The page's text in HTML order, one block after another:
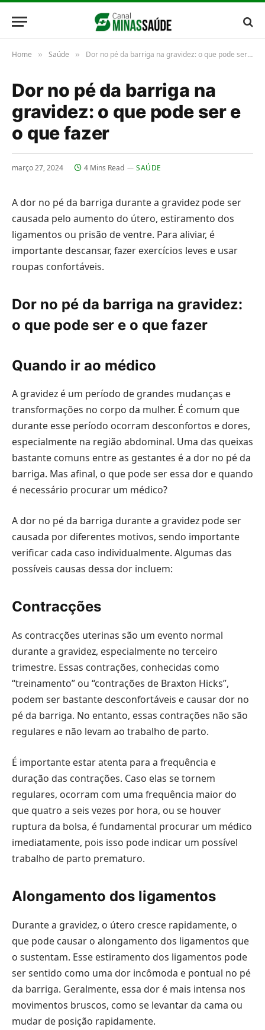
Home » Saúde » Dor no pé da barriga na gravidez: o que pode ser e o que fazer
Dor no pé da barriga na
gravidez: o que pode ser e
o que fazer
março 27, 2024 4 Mins Read SAÚDE
A dor no pé da barriga durante a gravidez pode ser
causada pelo aumento do útero, estiramento dos
ligamentos ou prisão de ventre. Para aliviar, é
importante descansar, fazer exercícios leves e usar
roupas confortáveis.
Dor no pé da barriga na gravidez:
o que pode ser e o que fazer
Quando ir ao médico
A gravidez é um período de grandes mudanças e
transformações no corpo da mulher. É comum que
durante esse período ocorram desconfortos e dores,
especialmente na região abdominal. Uma das queixas
bastante comuns entre as gestantes é a dor no pé da
barriga. Mas afinal, o que pode ser essa dor e quando
é necessário procurar um médico?
A dor no pé da barriga durante a gravidez pode ser
causada por diferentes motivos, sendo importante
verificar cada caso individualmente. Algumas das
possíveis causas dessa dor incluem:
Contracções
As contracções uterinas são um evento normal
durante a gravidez, especialmente no terceiro
trimestre. Essas contrações, conhecidas como
“treinamento” ou “contrações de Braxton Hicks”,
podem ser bastante desconfortáveis e causar dor no
pé da barriga. No entanto, essas contrações não são
regulares e não levam ao trabalho de parto.
É importante estar atenta para a frequência e
duração das contrações. Caso elas se tornem
regulares, ocorram com uma frequência maior do
que quatro a seis vezes por hora, ou se houver
ruptura da bolsa, é fundamental procurar um médico
imediatamente, pois isso pode indicar um possível
trabalho de parto prematuro.
Alongamento dos ligamentos
Durante a gravidez, o útero cresce rapidamente, o
que pode causar o alongamento dos ligamentos que
o sustentam. Esse estiramento dos ligamentos pode
ser sentido como uma dor incômoda e pontual no pé
da barriga. Geralmente, essa dor é mais intensa nos
movimentos bruscos, como se levantar da cama ou
mudar de posição rapidamente.